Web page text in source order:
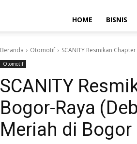
HOME BISNIS
Beranda Otomotif SCANITY Resmikan
Otomotif
SCANITY
Bogor-Raya
Meriah di Bogor